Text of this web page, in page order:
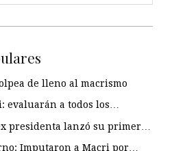
de lleno al macrismo
evaluarán a todos los…
presidenta lanzó su primer…
Imputaron a Macri por…